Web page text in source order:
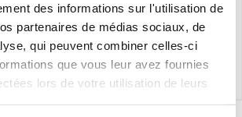
des informations sur l'utilisation de
partenaires de médias sociaux, de
qui peuvent combiner celles-ci
que vous leur avez fournies
lors de votre utilisation de leurs
:
Détails